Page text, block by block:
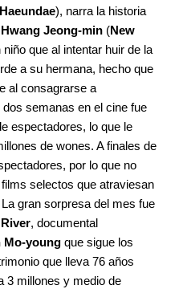
Haeundae), narra la historia
Hwang Jeong-min (New
que al intentar huir de la
a su hermana, hecho que
al consagrarse a
semanas en el cine fue
espectadores, lo que le
de wones. A finales de
por lo que no
selectos que atraviesan
gran sorpresa del mes fue
, documental
Mo-young que sigue los
que lleva 76 años
3 millones y medio de